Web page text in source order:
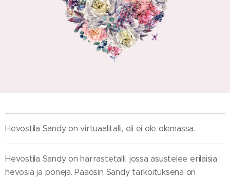
Hevostila Sandy on virtuaalitalli, eli ei ole olemassa.
Hevostila Sandy on harrastetalli, jossa asustelee erilaisia
hevosia ja poneja. Pääosin Sandy tarkoituksena on